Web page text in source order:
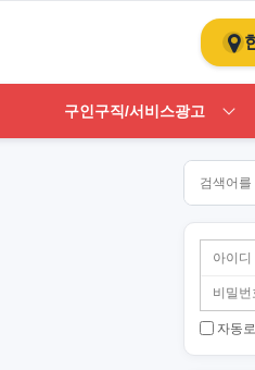
구인구직/서비스광고
자동